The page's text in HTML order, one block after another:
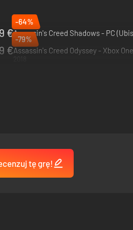
€
-64%
Assassin's Creed Shadows - PC
2025
€
-79%
tę grę!